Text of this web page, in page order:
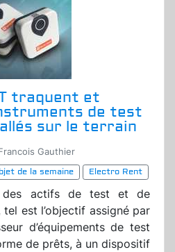
traquent et
de test
sur le terrain
Gauthier
de la semaine
Electro Rent
des actifs de test et de
est l’objectif assigné par
d’équipements de test
de prêts, à un dispositif